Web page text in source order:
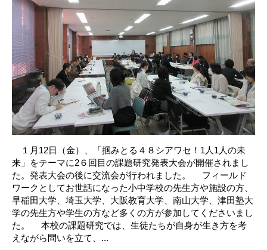
１月12日（金）、「掴みとる４８シアワセ！1人1人の未
来」をテーマに2６回目の課題研究発表大会が開催されまし
た。発表大会の後に交流会が行われました。 フィールド
ワークとしてお世話になった小中学校の先生方や施設の方、
早稲田大学、埼玉大学、大阪教育大学、南山大学、津田塾大
学の先生方や学生の方など多くの方が参加してくださいまし
た。 本校の課題研究では、生徒たちが自身が生き方を考
えながら問いを立て、...